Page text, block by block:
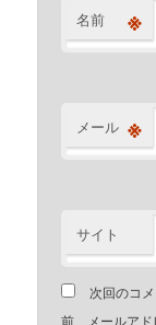
名前 ※
メール ※
サイト
次回のコ
前、メールアド